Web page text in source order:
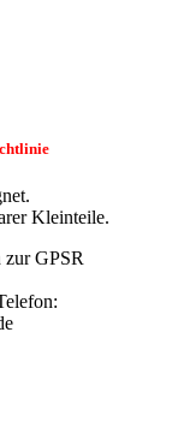
Kleinteile.
GPSR